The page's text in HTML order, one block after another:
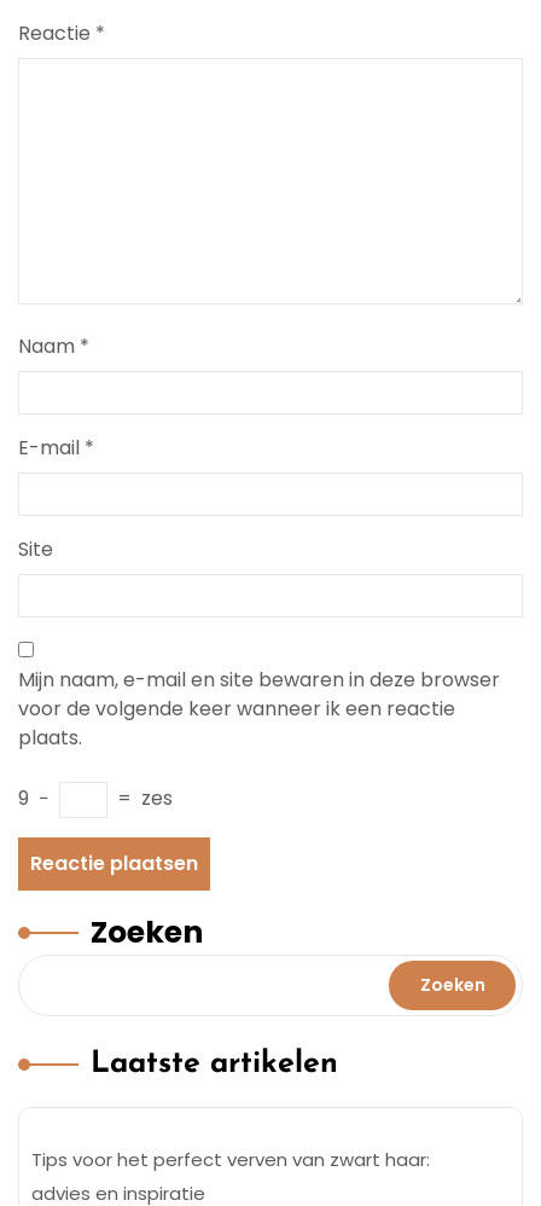
Reactie *
Naam *
E-mail *
Site
Mijn naam, e-mail en site bewaren in deze browser
voor de volgende keer wanneer ik een reactie
plaats.
9 − = zes
Zoeken
Zoeken
Laatste artikelen
Tips voor het perfect verven van zwart haar:
advies en inspiratie